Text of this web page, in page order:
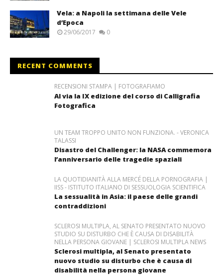
Vela: a Napoli la settimana delle Vele
d’Epoca
29/06/2017 0
RECENT COMMENTS
RECENSIONI STAMPA | FOTOGRAFIAMO
Al via la IX edizione del corso di Calligrafia
Fotografica
UN TEAM TROPPO UNITO NON FUNZIONA. - VERONICA
TALASSI
Disastro del Challenger: la NASA commemora
l’anniversario delle tragedie spaziali
LA QUOTIDIANITÀ ALLA MERCÉ DELLA PORNOGRAFIA |
IISS - ISTITUTO ITALIANO DI SESSUOLOGIA SCIENTIFICA
La sessualità in Asia: il paese delle grandi
contraddizioni
SCLEROSI MULTIPLA, AL SENATO PRESENTATO NUOVO
STUDIO SU DISTURBO CHE È CAUSA DI DISABILITÀ
NELLA PERSONA GIOVANE | SCLEROSI MULTIPLA NEWS
Sclerosi multipla, al Senato presentato
nuovo studio su disturbo che è causa di
disabilità nella persona giovane